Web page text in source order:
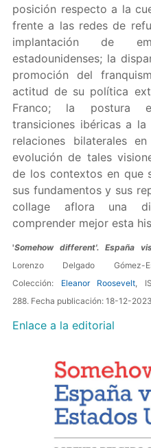
posición respecto a la
frente a las redes de
implantación de
estadounidenses; la
promoción del
actitud de su política
Franco; la postura
transiciones ibéricas a
relaciones bilaterales
evolución de tales
de los contextos en que
sus fundamentos y sus
collage aflora una
comprender mejor esta
'Somehow different'. España
Lorenzo Delgado Gómez-
Colección: Eleanor Roosevelt,
288. Fecha publicación: 18-12-2023
Enlace a la editorial